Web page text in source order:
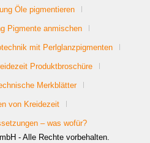
Öle pigmentieren
Pigmente anmischen
mit Perlglanzpigmenten
Produktbroschüre
Merkblätter
von Kreidezeit
– was wofür?
- Alle Rechte vorbehalten.